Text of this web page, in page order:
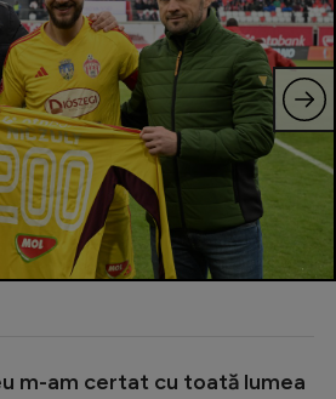
m-am certat cu toată lumea